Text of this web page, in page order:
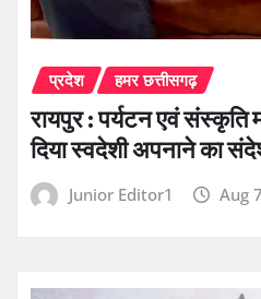
प्रदेश हमर छत्तीसगढ़
रायपुर : पर्यटन एवं संस्कृति
दिया स्वदेशी अपनाने का
Junior Editor1 Aug